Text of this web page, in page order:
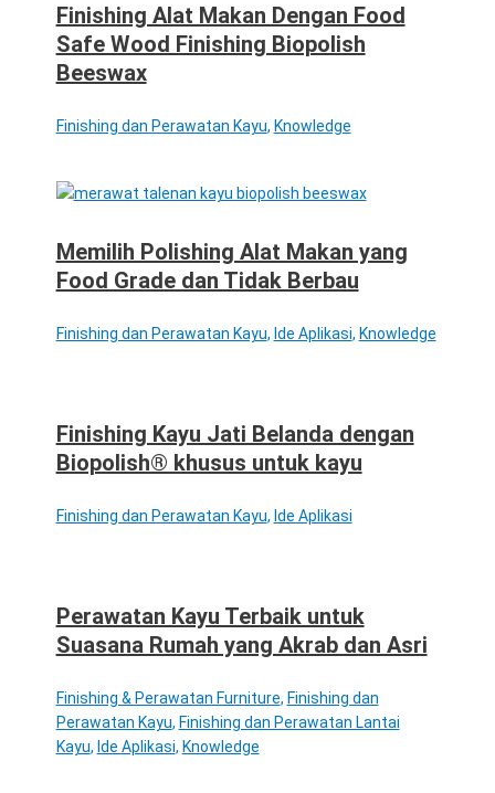
Finishing Alat Makan Dengan Food
Safe Wood Finishing Biopolish
Beeswax
Finishing dan Perawatan Kayu, Knowledge
Memilih Polishing Alat Makan yang
Food Grade dan Tidak Berbau
Finishing dan Perawatan Kayu, Ide Aplikasi, Knowledge
Finishing Kayu Jati Belanda dengan
Biopolish® khusus untuk kayu
Finishing dan Perawatan Kayu, Ide Aplikasi
Perawatan Kayu Terbaik untuk
Suasana Rumah yang Akrab dan Asri
Finishing & Perawatan Furniture, Finishing dan
Perawatan Kayu, Finishing dan Perawatan Lantai
Kayu, Ide Aplikasi, Knowledge